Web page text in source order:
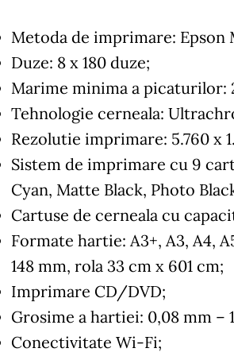
Metoda de imprimare:
Duze: 8 x 180 duze;
Marime minima a picaturilor:
Tehnologie cerneala:
Rezolutie imprimare: 5.760 x
Sistem de imprimare cu 9
Cyan, Matte Black, Photo
Cartuse de cerneala cu
Formate hartie: A3+, A3, A4,
148 mm, rola 33 cm x 601 cm;
Imprimare CD/DVD;
Grosime a hartiei: 0,08 mm –
Conectivitate Wi-Fi;